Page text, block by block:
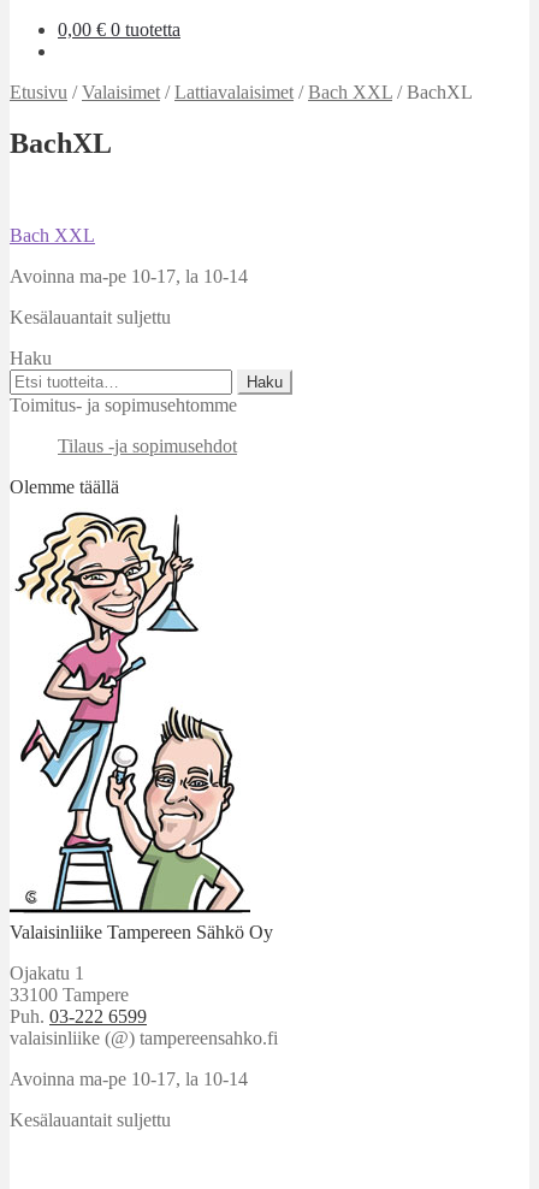
0,00 € 0 tuotetta
Etusivu /Valaisimet /Lattiavalaisimet /Bach XXL /BachXL
BachXL
Artikkelien
selaus
Edellinen
Bach XXL
Avoinna ma-pe 10-17, la 10-14
Kesälauantait suljettu
Haku
Etsi:
Haku
Toimitus- ja sopimusehtomme
Tilaus -ja sopimusehdot
Olemme täällä
Valaisinliike Tampereen Sähkö Oy
Ojakatu 1
33100 Tampere
Puh. 03-222 6599
valaisinliike (@) tampereensahko.fi
Avoinna ma-pe 10-17, la 10-14
Kesälauantait suljettu